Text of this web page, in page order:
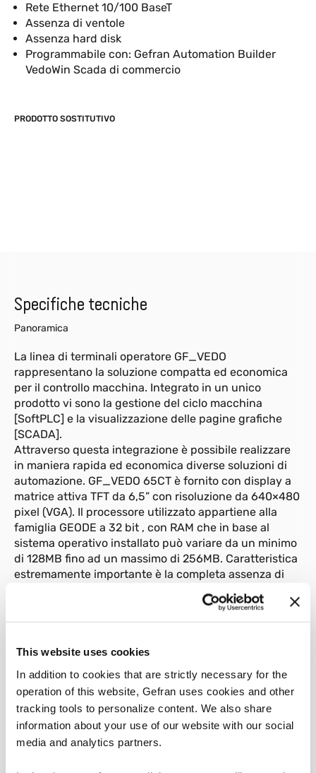
This website uses cookies
In addition to cookies that are strictly necessary for the
operation of this website, Gefran uses cookies and other
tracking tools to personalize content. We also share
information about your use of our website with our social
media and analytics partners.
Rete Ethernet 10/100 BaseT
Assenza di ventole
Assenza hard disk
Programmabile con: Gefran Automation Builder
VedoWin Scada di commercio
PRODOTTO SOSTITUTIVO
Specifiche tecniche
Panoramica
La linea di terminali operatore GF_VEDO
rappresentano la soluzione compatta ed economica
per il controllo macchina. Integrato in un unico
prodotto vi sono la gestione del ciclo macchina
[SoftPLC] e la visualizzazione delle pagine grafiche
[SCADA].
Attraverso questa integrazione è possibile realizzare
in maniera rapida ed economica diverse soluzioni di
automazione. GF_VEDO 65CT è fornito con display a
matrice attiva TFT da 6,5” con risoluzione da 640×480
pixel (VGA). Il processore utilizzato appartiene alla
famiglia GEODE a 32 bit , con RAM che in base al
sistema operativo installato può variare da un minimo
di 128MB fino ad un massimo di 256MB. Caratteristica
estremamente importante è la completa assenza di
parti in movimento, la memoria di massa utilizzata è
un DOM [DiskOnModule] di diverse dimensioni da
64MB a 1G, che offre una sicurezza di funzionamento
possibile dotazione di periferiche I/O :
– 1x RS485 optoisolata
– 2xUSB 1.1
– Tastiera fieldbuses
– Autoaccensione
– 1xRS232